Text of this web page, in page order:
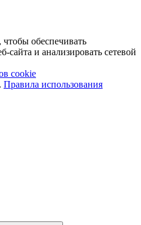
обеспечивать
сайта и анализировать сетевой
cookie
Правила использования